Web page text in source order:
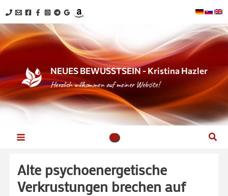
Inhalt
springen
NEUES BEWUSSTSEIN - Kristina Hazler
Herzlich willkommen auf meiner Website!
Alte psychoenergetische
Verkrustungen brechen auf